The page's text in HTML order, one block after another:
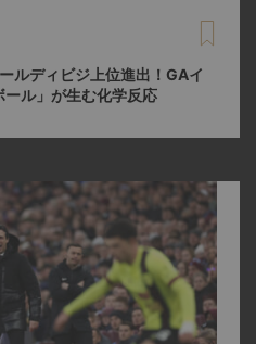
ルディビジ上位進出！GAイ
ル」が生む化学反応